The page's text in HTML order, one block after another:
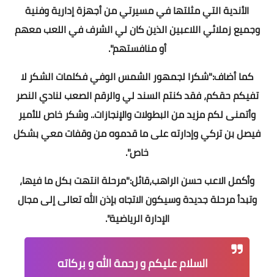
الأندية التي مثلتها في مسيرتي من أجهزة إدارية وفنية
وجميع زملائي اللاعبين الذين كان لي الشرف في اللعب معهم
أو منافستهم".
كما أضاف:"شكرا لجمهور الشمس الوفي فكلمات الشكر لا
تفيكم حقكم، فقد كنتم السند لي والرقم الصعب لنادي النصر
وأتمنى لكم مزيد من البطولات والإنجازات.. وشكر خاص للأمير
فيصل بن تركي وإدارته على ما قدموه من وقفات معي بشكل
خاص".
وأكمل الاعب حسن الراهب،قائل:"مرحلة انتهت بكل ما فيها،
وتبدأ مرحلة جديدة وسيكون الاتجاه بإذن الله تعالى إلى مجال
الإدارة الرياضية".
السلام عليكم و رحمة الله و بركاته